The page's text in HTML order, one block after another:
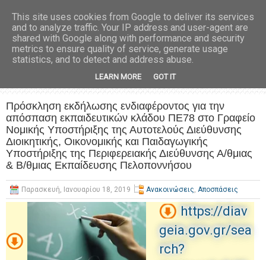
Πρόσκληση εκδήλωσης ενδιαφέροντος για την
απόσπαση εκπαιδευτικών κλάδου ΠΕ78 στο Γραφείο
Νομικής Υποστήριξης της Αυτοτελούς Διεύθυνσης
Διοικητικής, Οικονομικής και Παιδαγωγικής
Υποστήριξης της Περιφερειακής Διεύθυνσης Α/θμιας
& Β/θμιας Εκπαίδευσης Πελοποννήσου
Παρασκευή, Ιανουαρίου 18, 2019 Ανακοινώσεις, Αποσπάσεις
https://diav
geia.gov.gr/sea
rch?
This site uses cookies from Google to deliver its services
and to analyze traffic. Your IP address and user-agent are
shared with Google along with performance and security
metrics to ensure quality of service, generate usage
statistics, and to detect and address abuse.
LEARN MORE GOT IT